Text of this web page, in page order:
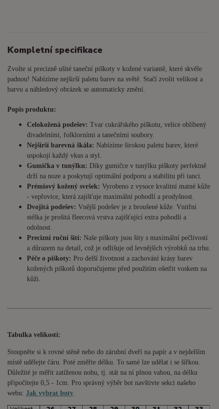
Kompletní specifikace
Zvolte si precizně ušité taneční piškoty v kožené variantě, které skvěle
padnou! Nabízíme nejširší paletu barev na světě. Stačí zvolit velikost a
barvu a náhledový obrázek se automaticky změní.
Popis produktu:
Celokožená podešev: Tvar cukrářského piškotu, velice oblíbený
divadelními, folklorními a tanečními soubory.
Nejširší barevná škála: Nabízíme širokou paletu barev, které
uspokojí každý vkus a styl.
Gumička v tunýlku: Díky gumičce v tunýlku piškoty perfektně
drží na noze a poskytují optimální podporu a stabilitu při tanci.
Prémiový kožený svršek: Vyrobeno z vysoce kvalitní matné kůže
- vepřovice, která zajišťuje maximální pohodlí a prodyšnost.
Dvojitá podešev: Vnější podešev je z broušené kůže. Vnitřní
stélka je prošitá fleecová vrstva zajišťující extra pohodlí a
odolnost.
Precizní ruční šití: Naše piškoty jsou šity s maximální pečlivostí
a důrazem na detail, což je odlišuje od levnějších výrobků na trhu.
Péče o piškoty: Pro delší životnost a zachování krásy barev
kožených piškotů doporučujeme před použitím ošetřit voskem na
kůži.
Tabulka velikostí:
Stoupněte si k rovné stěně nebo do zárubní dveří na papír a v nejdelším
místě udělejte čáru. Poté změřte délku. To samé lze udělat i se šířkou.
Důležité je měřit zatíženou nohu, tj. stát na ní plnou vahou, na délku
připočítejte 0,5 - 1cm . Pro správný výběr bot navštivte sekci našeho
webu: Jak vybrat boty